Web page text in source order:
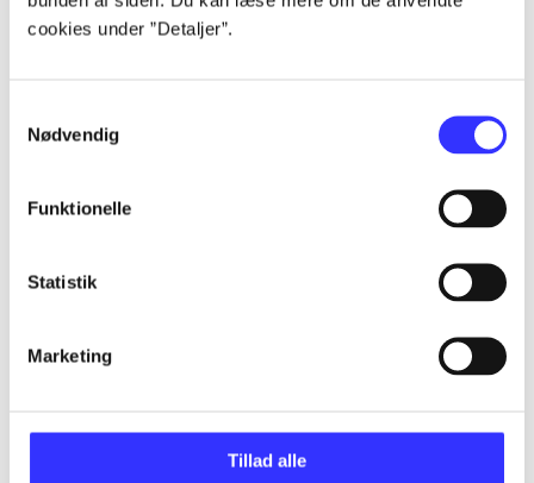
cookies under ”Detaljer”.
Nødvendig
Funktionelle
Statistik
Marketing
Tillad alle
Alle registrerede artikler fordelt på udgivelser